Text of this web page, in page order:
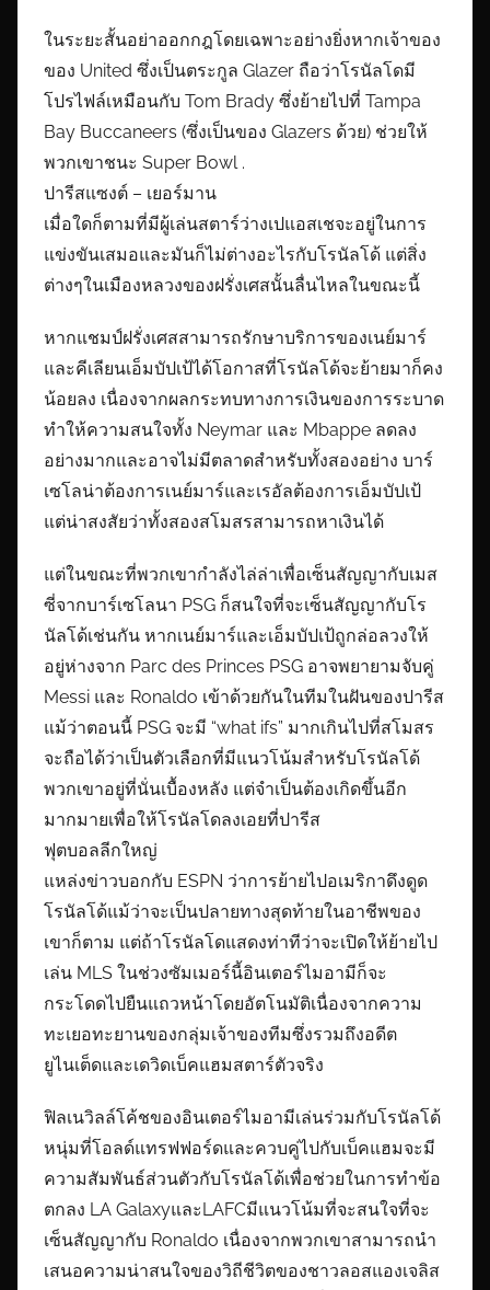
ในระยะสั้นอย่าออกกฎโดยเฉพาะอย่างยิ่งหากเจ้าของ
ของ United ซึ่งเป็นตระกูล Glazer ถือว่าโรนัลโดมี
โปรไฟล์เหมือนกับ Tom Brady ซึ่งย้ายไปที่ Tampa
Bay Buccaneers (ซึ่งเป็นของ Glazers ด้วย) ช่วยให้
พวกเขาชนะ Super Bowl .
ปารีสแซงต์ – เยอร์มาน
เมื่อใดก็ตามที่มีผู้เล่นสตาร์ว่างเปแอสเชจะอยู่ในการ
แข่งขันเสมอและมันก็ไม่ต่างอะไรกับโรนัลโด้ แต่สิ่ง
ต่างๆในเมืองหลวงของฝรั่งเศสนั้นลื่นไหลในขณะนี้
หากแชมป์ฝรั่งเศสสามารถรักษาบริการของเนย์มาร์
และคีเลียนเอ็มบัปเป้ได้โอกาสที่โรนัลโด้จะย้ายมาก็คง
น้อยลง เนื่องจากผลกระทบทางการเงินของการระบาด
ทำให้ความสนใจทั้ง Neymar และ Mbappe ลดลง
อย่างมากและอาจไม่มีตลาดสำหรับทั้งสองอย่าง บาร์
เซโลน่าต้องการเนย์มาร์และเรอัลต้องการเอ็มบัปเป้
แต่น่าสงสัยว่าทั้งสองสโมสรสามารถหาเงินได้
แต่ในขณะที่พวกเขากำลังไล่ล่าเพื่อเซ็นสัญญากับเมส
ซี่จากบาร์เซโลนา PSG ก็สนใจที่จะเซ็นสัญญากับโร
นัลโด้เช่นกัน หากเนย์มาร์และเอ็มบัปเป้ถูกล่อลวงให้
อยู่ห่างจาก Parc des Princes PSG อาจพยายามจับคู่
Messi และ Ronaldo เข้าด้วยกันในทีมในฝันของปารีส
แม้ว่าตอนนี้ PSG จะมี “what ifs” มากเกินไปที่สโมสร
จะถือได้ว่าเป็นตัวเลือกที่มีแนวโน้มสำหรับโรนัลโด้
พวกเขาอยู่ที่นั่นเบื้องหลัง แต่จำเป็นต้องเกิดขึ้นอีก
มากมายเพื่อให้โรนัลโดลงเอยที่ปารีส
ฟุตบอลลีกใหญ่
แหล่งข่าวบอกกับ ESPN ว่าการย้ายไปอเมริกาดึงดูด
โรนัลโด้แม้ว่าจะเป็นปลายทางสุดท้ายในอาชีพของ
เขาก็ตาม แต่ถ้าโรนัลโดแสดงท่าทีว่าจะเปิดให้ย้ายไป
เล่น MLS ในช่วงซัมเมอร์นี้อินเตอร์ไมอามีก็จะ
กระโดดไปยืนแถวหน้าโดยอัตโนมัติเนื่องจากความ
ทะเยอทะยานของกลุ่มเจ้าของทีมซึ่งรวมถึงอดีต
ยูไนเต็ดและเดวิดเบ็คแฮมสตาร์ตัวจริง
ฟิลเนวิลล์โค้ชของอินเตอร์ไมอามีเล่นร่วมกับโรนัลโด้
หนุ่มที่โอลด์แทรฟฟอร์ดและควบคู่ไปกับเบ็คแฮมจะมี
ความสัมพันธ์ส่วนตัวกับโรนัลโด้เพื่อช่วยในการทำข้อ
ตกลง LA GalaxyและLAFCมีแนวโน้มที่จะสนใจที่จะ
เซ็นสัญญากับ Ronaldo เนื่องจากพวกเขาสามารถนำ
เสนอความน่าสนใจของวิถีชีวิตของชาวลอสแองเจลิส